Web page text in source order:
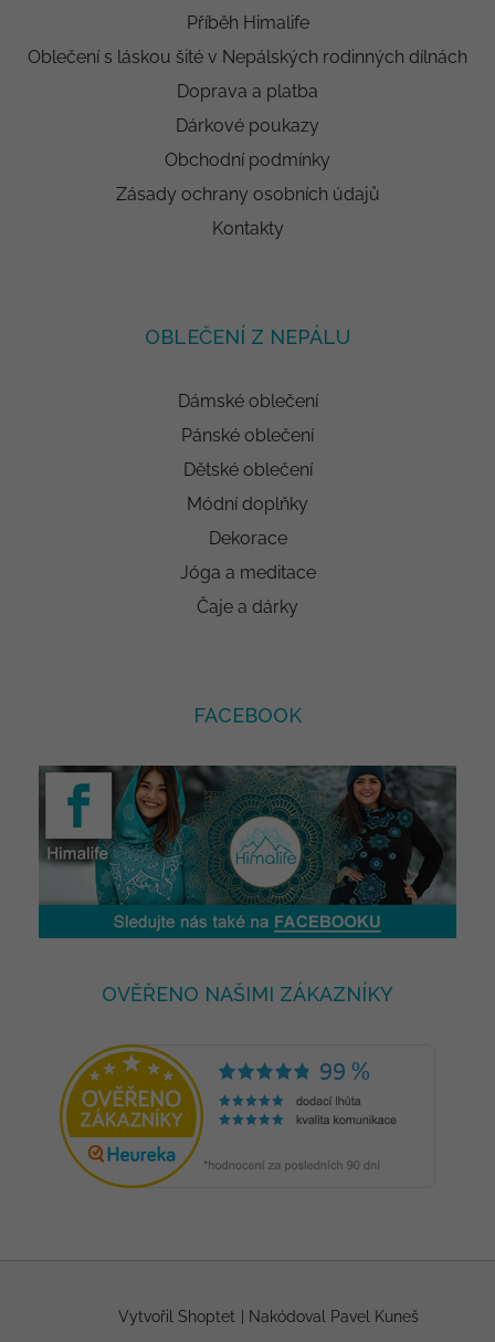
Příběh Himalife
Oblečení s láskou šité v Nepálských rodinných dílnách
Doprava a platba
Dárkové poukazy
Obchodní podmínky
Zásady ochrany osobních údajů
Kontakty
OBLEČENÍ Z NEPÁLU
Dámské oblečení
Pánské oblečení
Dětské oblečení
Módní doplňky
Dekorace
Jóga a meditace
Čaje a dárky
FACEBOOK
OVĚŘENO NAŠIMI ZÁKAZNÍKY
Vytvořil Shoptet Nakódoval Pavel Kuneš